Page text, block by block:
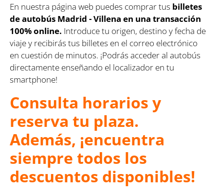
En nuestra página web puedes comprar tus billetes
de autobús Madrid - Villena en una transacción
100% online. Introduce tu origen, destino y fecha de
viaje y recibirás tus billetes en el correo electrónico
en cuestión de minutos. ¡Podrás acceder al autobús
directamente enseñando el localizador en tu
smartphone!
Consulta horarios y
reserva tu plaza.
Además, ¡encuentra
siempre todos los
descuentos disponibles!